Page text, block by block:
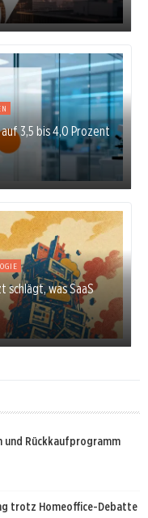
3,5 bis 4,0 Prozent
schlägt, was SaaS
und Rückkaufprogramm
trotz Homeoffice-Debatte